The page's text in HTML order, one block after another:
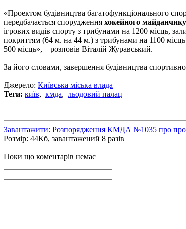
«Проектом будівництва багатофункціонального
передбачається спорудження хокейного майданчику
ігрових видів спорту з трибунами на 1200 місць,
покриттям (64 м. на 44 м.) з трибунами на 1100
500 місць», – розповів Віталій Журавський.
За його словами, завершення будівництва
Джерело: Київська мiська влада
Теги: київ, кмда, льодовий палац
Завантажити: Розпорядження КМДА №1035 про
Розмір: 44Кб, завантажений 8 разів
Поки що коментарів немає